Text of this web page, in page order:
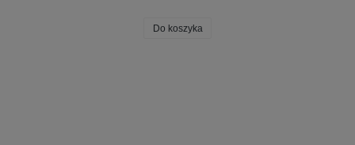
Do koszyka